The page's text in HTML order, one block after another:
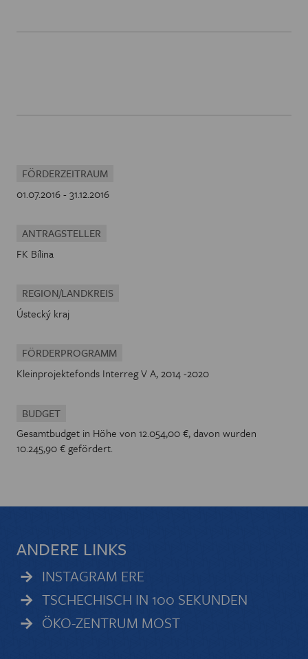
FÖRDERZEITRAUM
01.07.2016 - 31.12.2016
ANTRAGSTELLER
FK Bílina
REGION/LANDKREIS
Ústecký kraj
FÖRDERPROGRAMM
Kleinprojektefonds Interreg V A, 2014 -2020
BUDGET
Gesamtbudget in Höhe von 12.054,00 €, davon wurden
10.245,90 € gefördert.
ANDERE LINKS
INSTAGRAM ERE
TSCHECHISCH IN 100 SEKUNDEN
ÖKO-ZENTRUM MOST